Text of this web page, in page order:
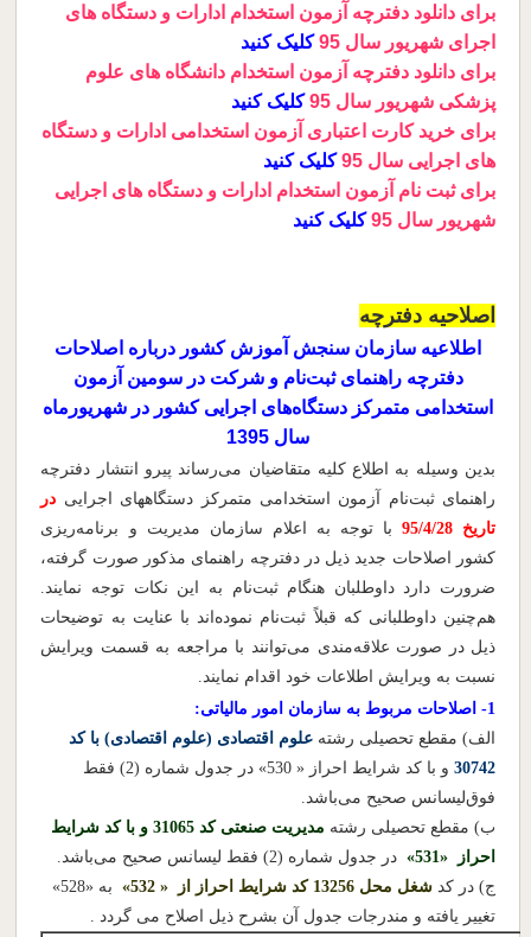
برای دانلود دفترچه آزمون استخدام ادارات و دستگاه های
اجرای شهریور سال 95
کلیک کنید
برای دانلود دفترچه آزمون استخدام دانشگاه های علوم
پزشکی شهریور سال 95
کلیک کنید
برای خرید کارت اعتباری آزمون استخدامی ادارات و دستگاه
های اجرایی سال 95
کلیک کنید
برای ثبت نام آزمون استخدام ادارات و دستگاه های اجرایی
شهریور سال 95
کلیک کنید
اصلاحیه دفترچه
اطلاعیه سازمان سنجش آموزش کشور درباره اصلاحات
دفترچه راهنمای ثبت‌نام و شرکت در سومین آزمون
استخدامی متمرکز دستگاه‌های اجرایی کشور در شهریورماه
سال 1395
بدین وسیله به اطلاع کلیه متقاضیان می‌رساند پیرو انتشار دفترچه
راهنمای ثبت‌نام آزمون استخدامی متمرکز دستگاههای اجرایی در
تاریخ 95/4/28
با توجه به اعلام سازمان مدیریت و برنامه‌‌ریزی
کشور اصلاحات جدید ذیل در دفترچه راهنمای مذکور صورت گرفته،
ضرورت دارد داوطلبان هنگام ثبت‌نام به این نکات توجه نمایند.
هم‌چنین داوطلبانی که قبلاً ثبت‌نام نموده‌اند با عنایت به توضیحات
ذیل در صورت علاقه‌مندی می‌توانند با مراجعه به قسمت ویرایش
نسبت به ویرایش اطلاعات خود اقدام نمایند.
1- اصلاحات مربوط به سازمان امور مالیاتی:
الف) مقطع تحصیلی رشته علوم اقتصادی (علوم اقتصادی) با کد
30742
و با کد شرایط احراز « 530» در جدول شماره (2) فقط
فوق‌لیسانس صحیح می‌باشد.
ب) مقطع تحصیلی رشته
مدیریت صنعتی کد 31065 و با کد شرایط
احراز «531»
در جدول شماره (2) فقط لیسانس صحیح می‌باشد.
ج) در کد شغل محل 13256 کد شرایط احراز از « 532»
به «528»
تغییر یافته و مندرجات جدول آن بشرح ذیل اصلاح می گردد .